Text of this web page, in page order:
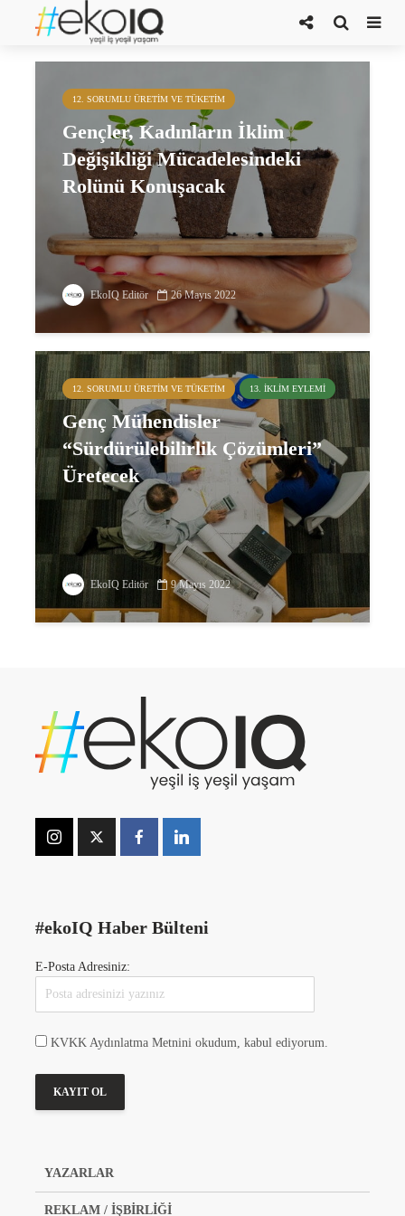
Çözümler Atölyesi
12. SORUMLU ÜRETIM VE TÜKETIM
Gençler, Kadınların İklim
Değişikliği Mücadelesindeki
Rolünü Konuşacak
EkoIQ Editör 26 Mayıs 2022
12. SORUMLU ÜRETIM VE TÜKETIM 13. İKLIM EYLEMI
Genç Mühendisler
“Sürdürülebilirlik Çözümleri”
Üretecek
EkoIQ Editör 9 Mayıs 2022
#ekoIQ Haber Bülteni
E-Posta Adresiniz:
KVKK Aydınlatma Metnini okudum, kabul ediyorum.
YAZARLAR
REKLAM / İŞBİRLİĞİ